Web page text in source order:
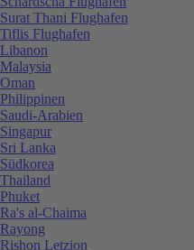
Surat Thani Flughafen
Tiflis Flughafen
Libanon
Malaysia
Oman
Philippinen
Saudi-Arabien
Singapur
Sri Lanka
Südkorea
Thailand
Phuket
Ra's al-Chaima
Rayong
Rishon Letzion